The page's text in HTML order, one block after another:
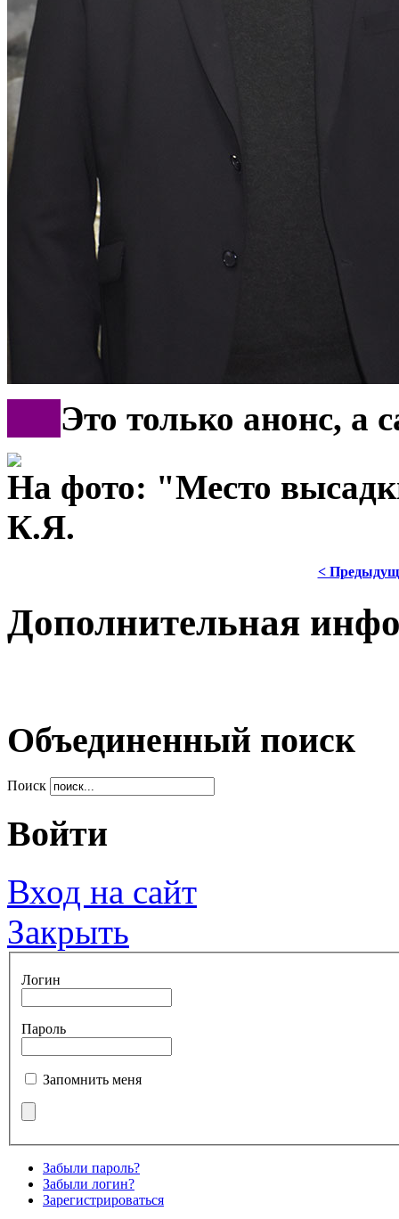
Это только анонс, а
На фото: "Место
К.Я.
<
Дополнительная
Объединенный поиск
Поиск
Войти
Вход на сайт
Закрыть
Логин
Пароль
Запомнить меня
Забыли пароль?
Забыли логин?
Зарегистрироваться